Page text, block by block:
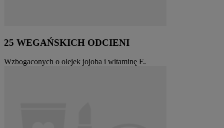
25 WEGAŃSKICH ODCIENI
Wzbogaconych o olejek jojoba i witaminę E.